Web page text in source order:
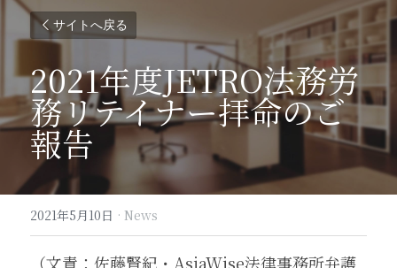
サイトへ戻る
2021年度JETRO法務労
務リテイナー拝命のご
報告
2021年5月10日 · News
（文責：佐藤賢紀・AsiaWise法律事務所弁護